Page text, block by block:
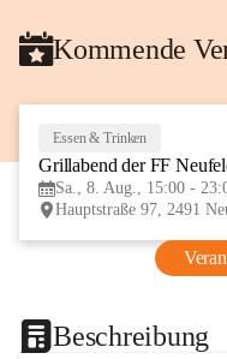
Kommende
Essen & Trinken
Grillabend der FF
Sa., 8. Aug., 15:00 -
Hauptstraße 97, 2491
Beschreibung